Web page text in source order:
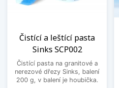
Čistící a leštící pasta
Sinks SCP002
Čistící pasta na granitové a
nerezové dřezy Sinks, balení
200 g, v balení je houbička.